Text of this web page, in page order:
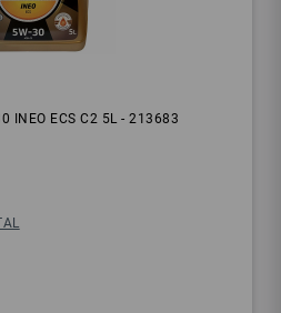
INEO ECS C2 5L - 213683